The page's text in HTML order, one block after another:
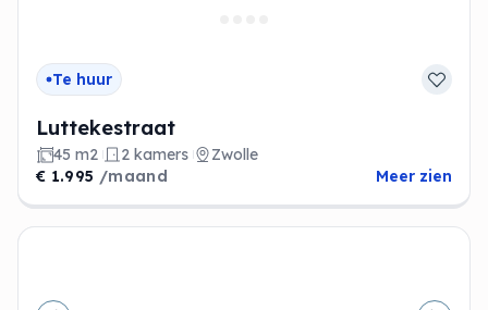
Te huur
Luttekestraat
45 m2 2 kamers
Zwolle
€ 1.995 /maand Meer zien